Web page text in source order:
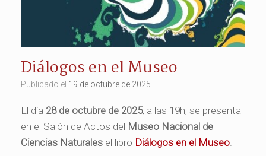
Diálogos en el Museo
Publicado el 19 de octubre de 2025
El día 28 de octubre de 2025, a las 19h, se presenta
en el Salón de Actos del Museo Nacional de
Ciencias Naturales el libro Diálogos en el Museo